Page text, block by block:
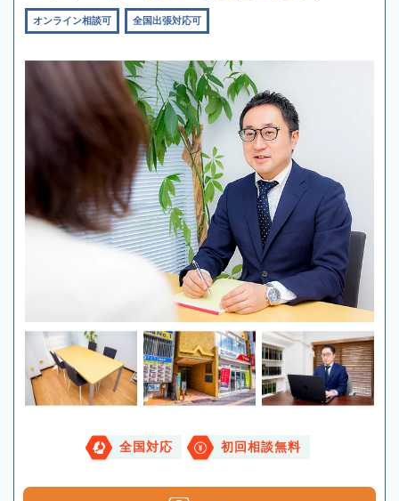
オンライン相談可 全国出張対応可
全国対応 初回相談無料